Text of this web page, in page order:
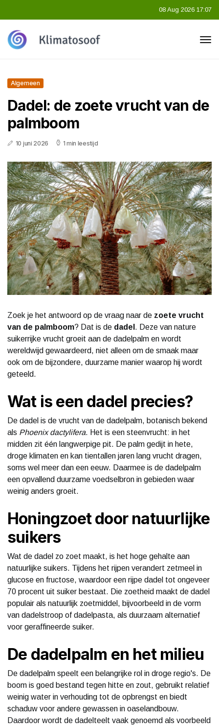
08 Aug 2026 17:07
Algemeen
Dadel: de zoete vrucht van de
palmboom
10 juni 2026 1 min leestijd
Zoek je het antwoord op de vraag naar de zoete vrucht
van de palmboom? Dat is de dadel . Deze van nature
suikerrijke vrucht groeit aan de dadelpalm en wordt
wereldwijd gewaardeerd, niet alleen om de smaak maar
ook om de bijzondere, duurzame manier waarop hij wordt
geteeld.
Wat is een dadel precies?
De dadel is de vrucht van de dadelpalm, botanisch bekend
als Phoenix dactylifera. Het is een steenvrucht: in het
midden zit één langwerpige pit. De palm gedijt in hete,
droge klimaten en kan tientallen jaren lang vrucht dragen,
soms wel meer dan een eeuw. Daarmee is de dadelpalm
een opvallend duurzame voedselbron in gebieden waar
weinig anders groeit.
Honingzoet door natuurlijke
suikers
Wat de dadel zo zoet maakt, is het hoge gehalte aan
natuurlijke suikers. Tijdens het rijpen verandert zetmeel in
glucose en fructose, waardoor een rijpe dadel tot ongeveer
70 procent uit suiker bestaat. Die zoetheid maakt de dadel
populair als natuurlijk zoetmiddel, bijvoorbeeld in de vorm
van dadelstroop of dadelpasta, als duurzaam alternatief
voor geraffineerde suiker.
De dadelpalm en het milieu
De dadelpalm speelt een belangrijke rol in droge regio's. De
boom is goed bestand tegen hitte en zout, gebruikt relatief
weinig water in verhouding tot de opbrengst en biedt
schaduw voor andere gewassen in oaselandbouw.
Daardoor wordt de dadelteelt vaak genoemd als voorbeeld